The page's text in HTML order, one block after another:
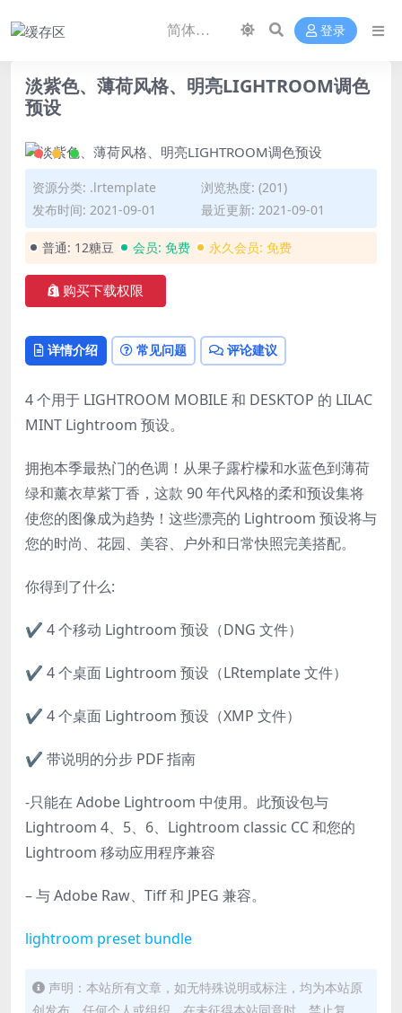
登录
淡紫色、薄荷风格、明亮LIGHTROOM调色
预设
资源分类: .lrtemplate
浏览热度: (201)
发布时间: 2021-09-01
最近更新: 2021-09-01
普通: 12糖豆 会员: 免费 永久会员: 免费
购买下载权限
详情介绍 常见问题 评论建议
4 个用于 LIGHTROOM MOBILE 和 DESKTOP 的 LILAC
MINT Lightroom 预设。
拥抱本季最热门的色调！从果子露柠檬和水蓝色到薄荷
绿和薰衣草紫丁香，这款 90 年代风格的柔和预设集将
使您的图像成为趋势！这些漂亮的 Lightroom 预设将与
您的时尚、花园、美容、户外和日常快照完美搭配。
你得到了什么:
✔️ 4 个移动 Lightroom 预设（DNG 文件）
✔️ 4 个桌面 Lightroom 预设（LRtemplate 文件）
✔️ 4 个桌面 Lightroom 预设（XMP 文件）
✔️ 带说明的分步 PDF 指南
-只能在 Adob​​e Lightroom 中使用。此预设包与
Lightroom 4、5、6、Lightroom classic CC 和您的
Lightroom 移动应用程序兼容
– 与 Adob​​e Raw、Tiff 和 JPEG 兼容。
lightroom preset bundle
声明：本站所有文章，如无特殊说明或标注，均为本站原